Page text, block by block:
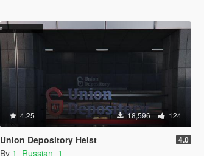
4.25 18,596 124
Union Depository Heist 4.0
By 1_Russian_1